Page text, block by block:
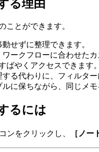
る理由
ことができます。
せずに整理できます。
ークフローに合わせたカ
ばやくアクセスできます。
る代わりに、フィルタ
に保ちながら、同じメ
るには
ンをクリックし、 ［ノー